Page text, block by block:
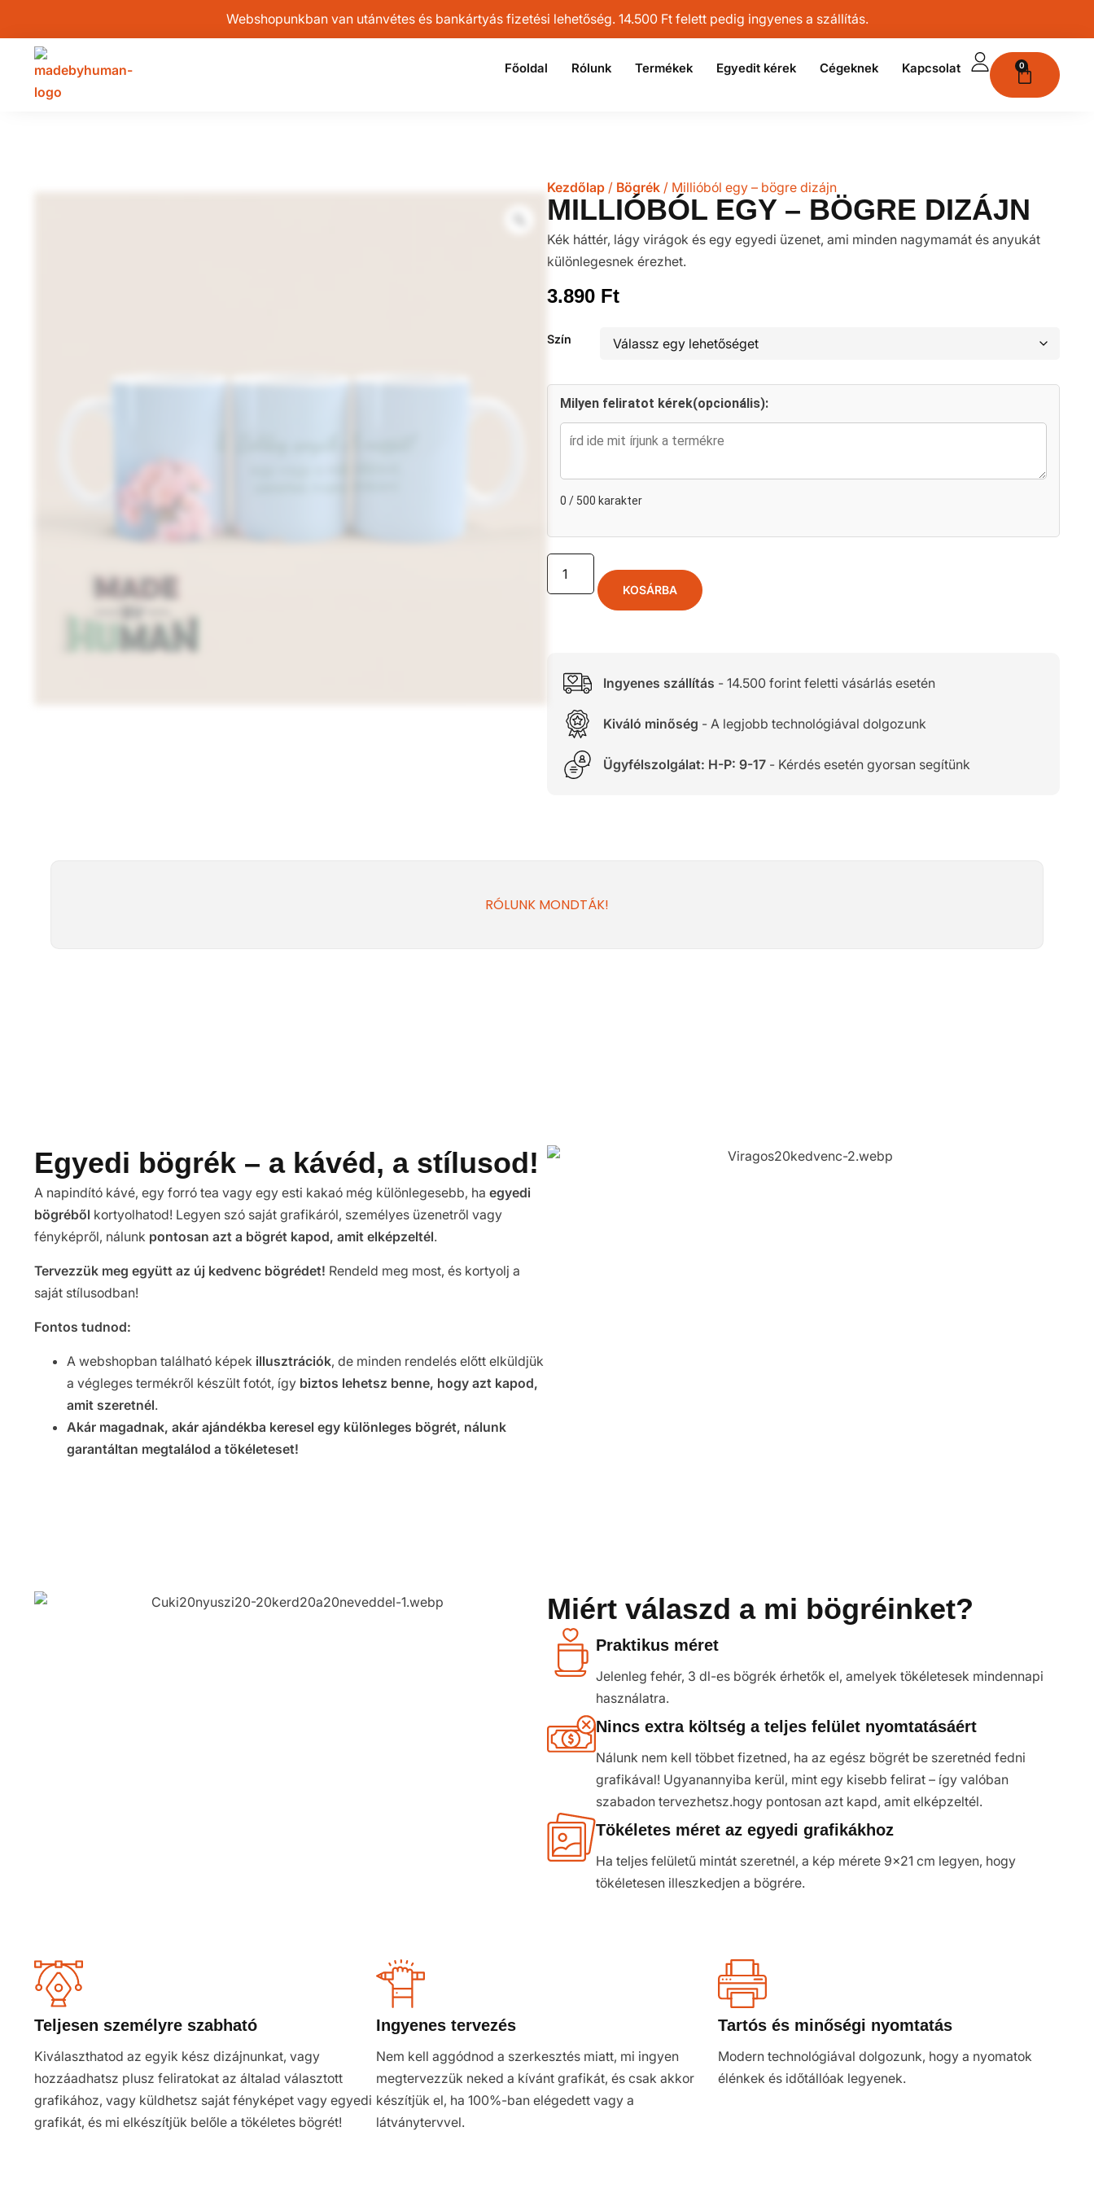
Webshopunkban van utánvétes és bankártyás fizetési lehetőség. 14.500 Ft felett pedig ingyenes a szállítás.
Főoldal Rólunk Termékek Egyedit kérek Cégeknek Kapcsolat 0
Kezdőlap / Bögrék / Millióból egy – bögre dizájn
MILLIÓBÓL EGY – BÖGRE DIZÁJN
Kék háttér, lágy virágok és egy egyedi üzenet, ami minden nagymamát és anyukát
különlegesnek érezhet.
3.890 Ft
Szín
Milyen feliratot kérek(opcionális):
0 / 500 karakter
KOSÁRBA
Ingyenes szállítás - 14.500 forint feletti vásárlás esetén
Kiváló minőség - A legjobb technológiával dolgozunk
Ügyfélszolgálat: H-P: 9-17- Kérdés esetén gyorsan segítünk
RÓLUNK MONDTÁK!
Egyedi bögrék – a kávéd, a stílusod!
A napindító kávé, egy forró tea vagy egy esti kakaó még különlegesebb, ha egyedi
bögréből kortyolhatod! Legyen szó saját grafikáról, személyes üzenetről vagy
fényképről, nálunk pontosan azt a bögrét kapod, amit elképzeltél.
Tervezzük meg együtt az új kedvenc bögrédet! Rendeld meg most, és kortyolj a
saját stílusodban!
Fontos tudnod:
A webshopban található képek illusztrációk, de minden rendelés előtt elküldjük
a végleges termékről készült fotót, így biztos lehetsz benne, hogy azt kapod,
amit szeretnél.
Akár magadnak, akár ajándékba keresel egy különleges bögrét, nálunk
garantáltan megtalálod a tökéleteset!
Miért válaszd a mi bögréinket?
Praktikus méret
Jelenleg fehér, 3 dl-es bögrék érhetők el, amelyek tökéletesek mindennapi
használatra.
Nincs extra költség a teljes felület nyomtatásáért
Nálunk nem kell többet fizetned, ha az egész bögrét be szeretnéd fedni
grafikával! Ugyanannyiba kerül, mint egy kisebb felirat – így valóban
szabadon tervezhetsz.hogy pontosan azt kapd, amit elképzeltél.
Tökéletes méret az egyedi grafikákhoz
Ha teljes felületű mintát szeretnél, a kép mérete 9x21 cm legyen, hogy
tökéletesen illeszkedjen a bögrére.
Teljesen személyre szabható
Kiválaszthatod az egyik kész dizájnunkat, vagy
hozzáadhatsz plusz feliratokat az általad választott
grafikához, vagy küldhetsz saját fényképet vagy egyedi
grafikát, és mi elkészítjük belőle a tökéletes bögrét!
Ingyenes tervezés
Nem kell aggódnod a szerkesztés miatt, mi ingyen
megtervezzük neked a kívánt grafikát, és csak akkor
készítjük el, ha 100%-ban elégedett vagy a
látványtervvel.
Tartós és minőségi nyomtatás
Modern technológiával dolgozunk, hogy a nyomatok
élénkek és időtállóak legyenek.